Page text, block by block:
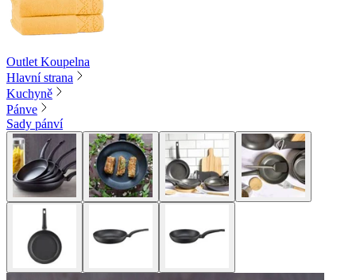
Outlet Koupelna
Hlavní strana
Kuchyně
Pánve
Sady pánví